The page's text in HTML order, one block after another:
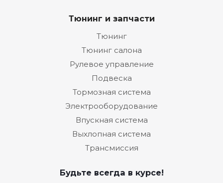
Тюнинг и запчасти
Тюнинг
Тюнинг салона
Рулевое управление
Подвеска
Тормозная система
Электрооборудование
Впускная система
Выхлопная система
Трансмиссия
Будьте всегда в курсе!